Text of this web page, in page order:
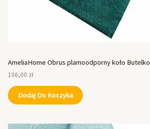
AmeliaHome Obrus plamoodporny koło
106,00 zł
Dodaj Do Koszyka